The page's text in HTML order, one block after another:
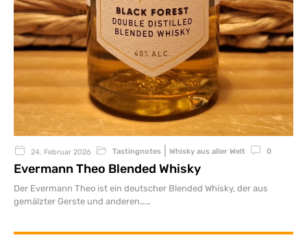
24. Februar 2026 Tastingnotes Whisky aus aller Welt 0
Evermann Theo Blended Whisky
Der Evermann Theo ist ein deutscher Blended Whisky, der aus
gemälzter Gerste und anderen…